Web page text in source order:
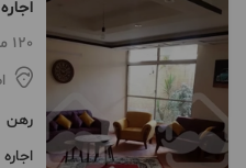
120 متر / 2 اتاق
رهن
اجاره